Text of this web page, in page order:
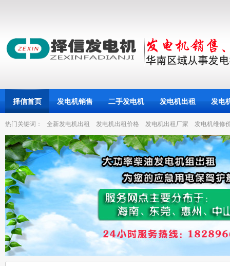
择信首页 发电机销售 二手发电机 发电机出租 发电
热门关键词： 全新发电机出租 发电机出租价格 发电机出租厂家 发电机维修